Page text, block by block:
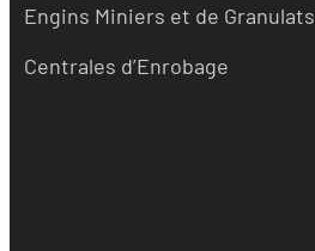
Engins Miniers et de Granulats
Centrales d’Enrobage